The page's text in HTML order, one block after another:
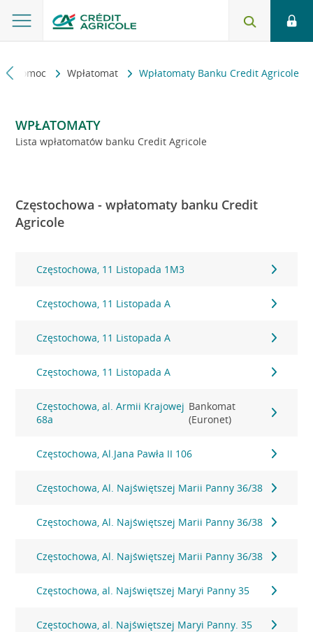
i pomoc Wpłatomat Wpłatomaty Banku Credit Agricole
WPŁATOMATY
Lista wpłatomatów banku Credit Agricole
Częstochowa - wpłatomaty banku Credit
Agricole
Częstochowa, 11 Listopada 1M3
Częstochowa, 11 Listopada A
Częstochowa, 11 Listopada A
Częstochowa, 11 Listopada A
Częstochowa, al. Armii Krajowej
68a
Bankomat
(Euronet)
Częstochowa, Al.Jana Pawła II 106
Częstochowa, Al. Najświętszej Marii Panny 36/38
Częstochowa, Al. Najświętszej Marii Panny 36/38
Częstochowa, Al. Najświętszej Marii Panny 36/38
Częstochowa, al. Najświętszej Maryi Panny 35
Częstochowa, al. Najświętszej Maryi Panny. 35